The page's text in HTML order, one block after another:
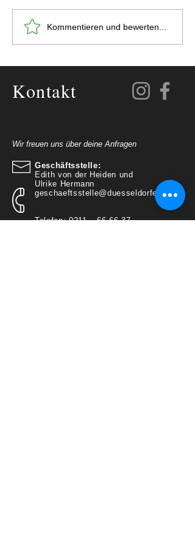
Reminder! Oktoberfest in
der Vereinsgastronomie
Kommentieren und bewerten...
Kontakt
Wir freuen uns über deine Anfragen
Geschäftsstelle:
Edith von der Heiden und
Ulrike Hermann
geschaeftsstelle@duesseldorfertv.de
Telefon: 0211 – 66 66 37